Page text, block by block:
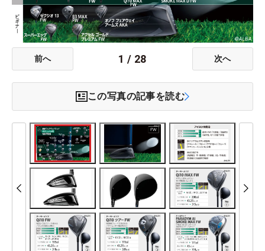
前へ 1 / 28 次へ
この写真の記事を読む